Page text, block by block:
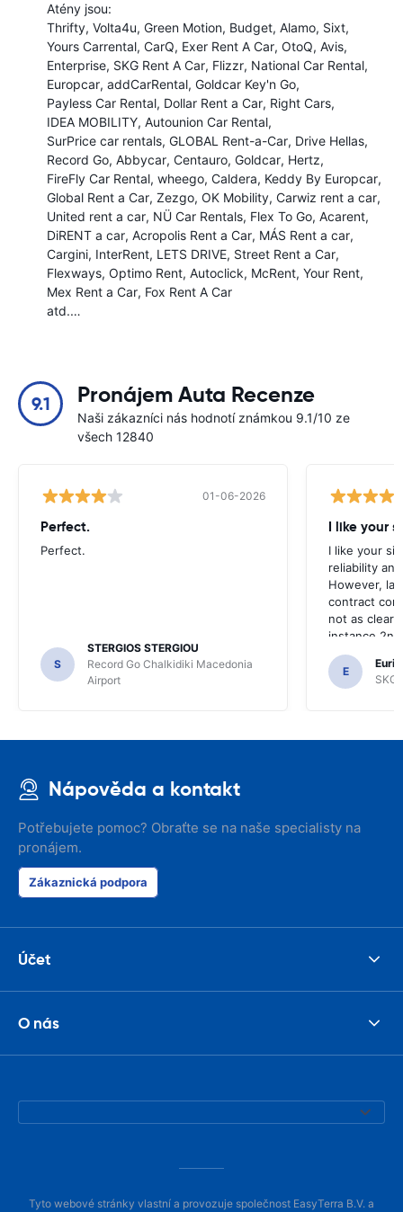
Atény jsou:
Thrifty Volta4u Green Motion Budget Alamo Sixt
Yours Carrental CarQ Exer Rent A Car OtoQ Avis
Enterprise SKG Rent A Car Flizzr National Car Rental
Europcar addCarRental Goldcar Key'n Go
Payless Car Rental Dollar Rent a Car Right Cars
IDEA MOBILITY Autounion Car Rental
SurPrice car rentals GLOBAL Rent-a-Car Drive Hellas
Record Go Abbycar Centauro Goldcar Hertz
FireFly Car Rental wheego Caldera Keddy By Europcar
Global Rent a Car Zezgo OK Mobility Carwiz rent a car
United rent a car NÜ Car Rentals Flex To Go Acarent
DiRENT a car Acropolis Rent a Car MÁS Rent a car
Cargini InterRent LETS DRIVE Street Rent a Car
Flexways Optimo Rent Autoclick McRent Your Rent
Mex Rent a Car Fox Rent A Car
atd.…
9.1 Pronájem Auta Recenze
Naši zákazníci nás hodnotí známkou 9.1/10 ze
všech 12840
01-06-2026
Perfect.
Perfect.
S
STERGIOS STERGIOU
Record Go Chalkidiki Macedonia
Airport
I like your
I like your
reliability
However,
contract
not as clear
instance
the most
your site.
E
SKG
Nápověda a kontakt
Potřebujete pomoc? Obraťte se na naše specialisty na
pronájem.
Zákaznická podpora
Účet
O nás
Tyto webové stránky vlastní a provozuje společnost EasyTerra B.V. a